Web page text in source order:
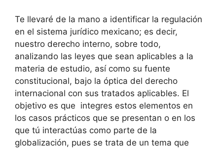
Te llevaré de la mano a identificar la regulación
en el sistema jurídico mexicano; es decir,
nuestro derecho interno, sobre todo,
analizando las leyes que sean aplicables a la
materia de estudio, así como su fuente
constitucional, bajo la óptica del derecho
internacional con sus tratados aplicables. El
objetivo es que integres estos elementos en
los casos prácticos que se presentan o en los
que tú interactúas como parte de la
globalización, pues se trata de un tema que